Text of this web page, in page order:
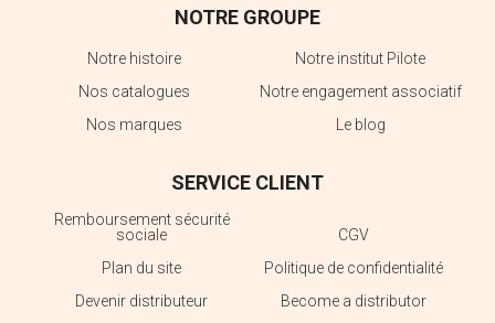
NOTRE GROUPE
Notre histoire
Notre institut Pilote
Nos catalogues
Notre engagement associatif
Nos marques
Le blog
SERVICE CLIENT
Remboursement sécurité
sociale
CGV
Plan du site
Politique de confidentialité
Devenir distributeur
Become a distributor